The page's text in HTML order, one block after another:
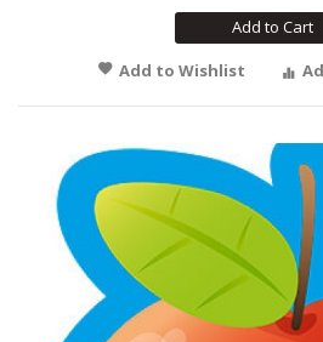
Add to Cart
Add to Wishlist